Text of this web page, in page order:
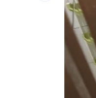
LIVE三
三立
理想混